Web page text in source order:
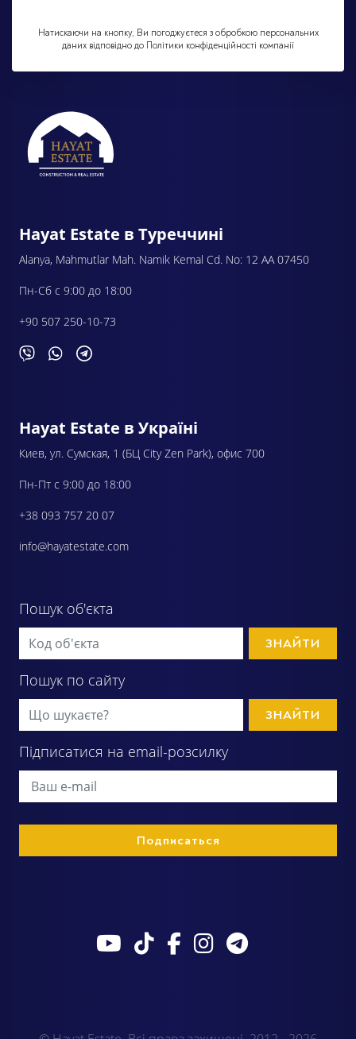
Натискаючи на кнопку, Ви погоджуєтеся з обробкою персональних
даних відповідно до Політики конфіденційності компанії
Hayat Estate в Туреччині
Alanya, Mahmutlar Mah. Namik Kemal Cd. No: 12 AA 07450
Пн-Сб с 9:00 до 18:00
+90 507 250-10-73
Hayat Estate в Україні
Киев, ул. Сумская, 1 (БЦ City Zen Park), офис 700
Пн-Пт с 9:00 до 18:00
+38 093 757 20 07
info@hayatestate.com
Пошук об'єкта
ЗНАЙТИ
Пошук по сайту
ЗНАЙТИ
Підписатися на email-розсилку